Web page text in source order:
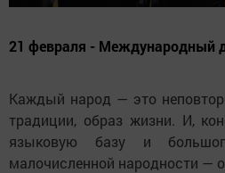
21 февраля - Международный
Каждый народ — это
традиции, образ жизни. И,
языковую базу и
малочисленной народности —